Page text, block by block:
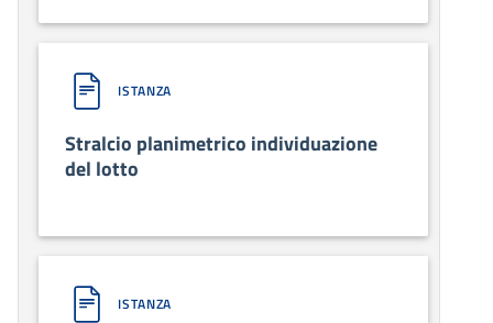
ISTANZA
Stralcio planimetrico individuazione
del lotto
ISTANZA